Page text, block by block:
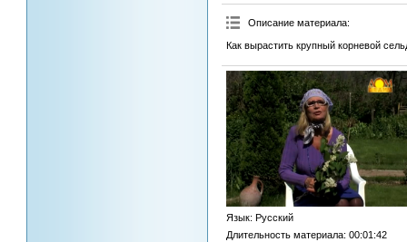
Описание материала:
Как вырастить крупный корневой
Язык: Русский
Длительность материала: 00:01:42